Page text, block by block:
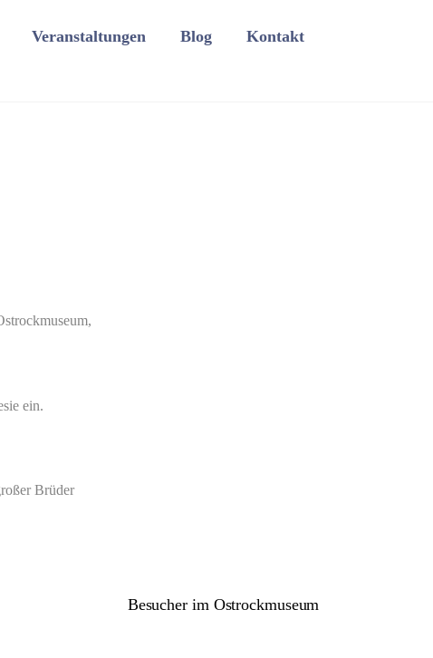
Veranstaltungen Blog Kontakt
ein.
Brüder
Besucher im Ostrockmuseum